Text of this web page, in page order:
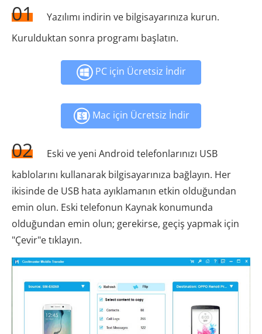
01
Yazılımı indirin ve bilgisayarınıza kurun.
Kurulduktan sonra programı başlatın.
PC için Ücretsiz İndir
Mac için Ücretsiz İndir
02
Eski ve yeni Android telefonlarınızı USB
kablolarını kullanarak bilgisayarınıza bağlayın. Her
ikisinde de USB hata ayıklamanın etkin olduğundan
emin olun. Eski telefonun Kaynak konumunda
olduğundan emin olun; gerekirse, geçiş yapmak için
"Çevir"e tıklayın.